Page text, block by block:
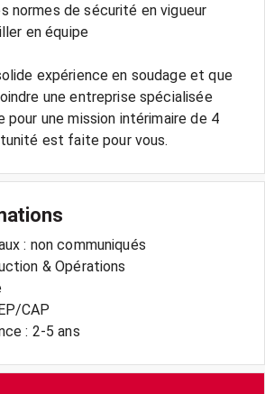
normes de sécurité en vigueur
en équipe
expérience en soudage et que
une entreprise spécialisée
pour une mission intérimaire de 4
: non communiqués
& Opérations
CAP
: 2-5 ans